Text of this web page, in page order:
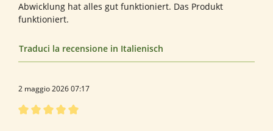
Abwicklung hat alles gut funktioniert. Das Produkt
funktioniert.
Traduci la recensione in Italienisch
2 maggio 2026 07:17